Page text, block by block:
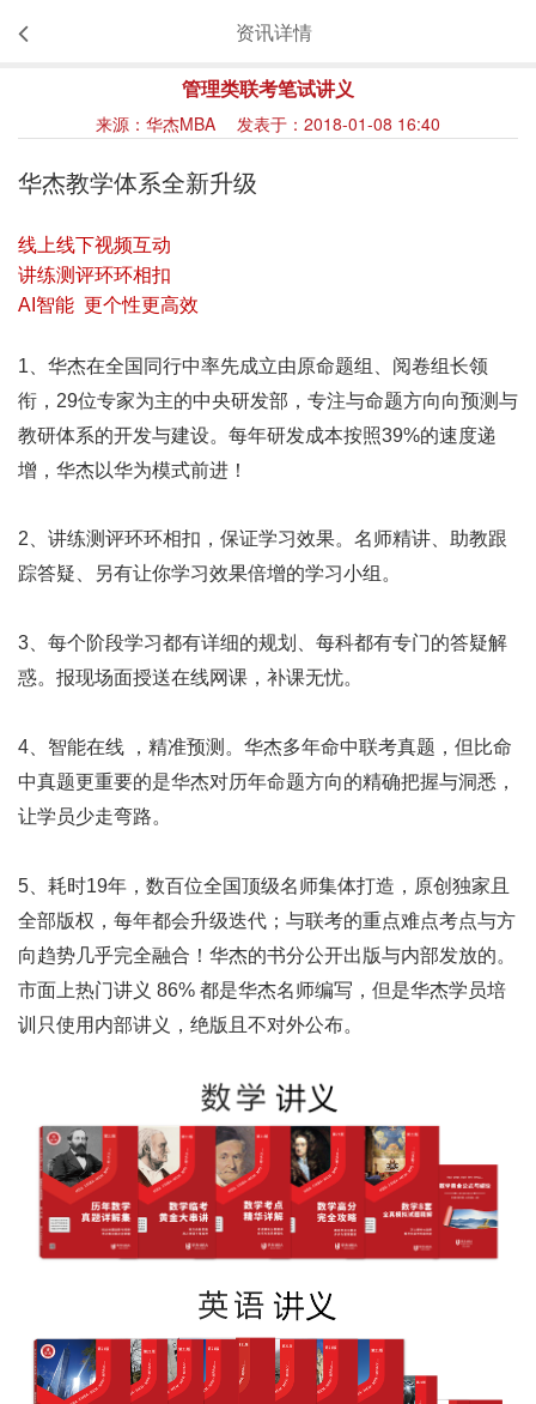
资讯详情
管理类联考笔试讲义
来源：华杰MBA 发表于：2018-01-08 16:40
华杰教学体系全新升级
线上线下视频互动
讲练测评环环相扣
AI智能 更个性更高效
1、华杰在全国同行中率先成立由原命题组、阅卷组长领
衔，29位专家为主的中央研发部，专注与命题方向向预测与
教研体系的开发与建设。每年研发成本按照39%的速度递
增，华杰以华为模式前进！
2、讲练测评环环相扣，保证学习效果。名师精讲、助教跟
踪答疑、另有让你学习效果倍增的学习小组。
3、每个阶段学习都有详细的规划、每科都有专门的答疑解
惑。报现场面授送在线网课，补课无忧。
4、智能在线 ，精准预测。华杰多年命中联考真题，但比命
中真题更重要的是华杰对历年命题方向的精确把握与洞悉，
让学员少走弯路。
5、耗时19年，数百位全国顶级名师集体打造，原创独家且
全部版权，每年都会升级迭代；与联考的重点难点考点与方
向趋势几乎完全融合！华杰的书分公开出版与内部发放的。
市面上热门讲义 86% 都是华杰名师编写，但是华杰学员培
训只使用内部讲义，绝版且不对外公布。